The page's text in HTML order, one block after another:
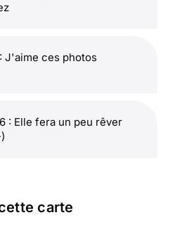
: J'aime ces photos
: Elle fera un peu rêver
carte